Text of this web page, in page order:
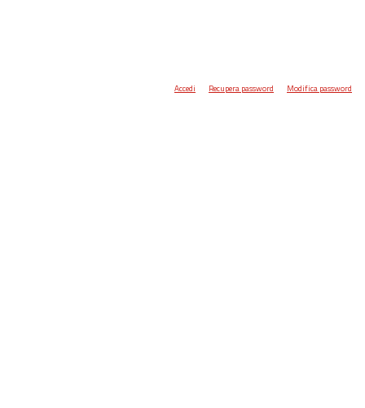
Accedi Recupera password Modifica password